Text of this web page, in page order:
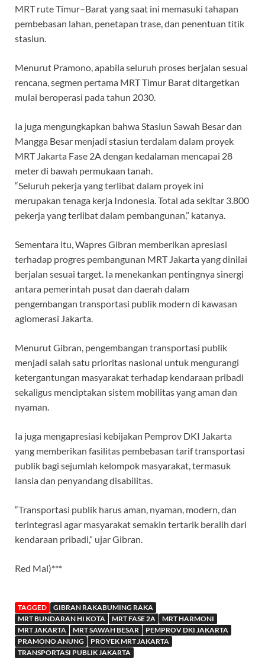
MRT rute Timur–Barat yang saat ini memasuki tahapan
pembebasan lahan, penetapan trase, dan penentuan titik
stasiun.
Menurut Pramono, apabila seluruh proses berjalan sesuai
rencana, segmen pertama MRT Timur Barat ditargetkan
mulai beroperasi pada tahun 2030.
Ia juga mengungkapkan bahwa Stasiun Sawah Besar dan
Mangga Besar menjadi stasiun terdalam dalam proyek
MRT Jakarta Fase 2A dengan kedalaman mencapai 28
meter di bawah permukaan tanah.
“Seluruh pekerja yang terlibat dalam proyek ini
merupakan tenaga kerja Indonesia. Total ada sekitar 3.800
pekerja yang terlibat dalam pembangunan,” katanya.
Sementara itu, Wapres Gibran memberikan apresiasi
terhadap progres pembangunan MRT Jakarta yang dinilai
berjalan sesuai target. Ia menekankan pentingnya sinergi
antara pemerintah pusat dan daerah dalam
pengembangan transportasi publik modern di kawasan
aglomerasi Jakarta.
Menurut Gibran, pengembangan transportasi publik
menjadi salah satu prioritas nasional untuk mengurangi
ketergantungan masyarakat terhadap kendaraan pribadi
sekaligus menciptakan sistem mobilitas yang aman dan
nyaman.
Ia juga mengapresiasi kebijakan Pemprov DKI Jakarta
yang memberikan fasilitas pembebasan tarif transportasi
publik bagi sejumlah kelompok masyarakat, termasuk
lansia dan penyandang disabilitas.
“Transportasi publik harus aman, nyaman, modern, dan
terintegrasi agar masyarakat semakin tertarik beralih dari
kendaraan pribadi,” ujar Gibran.
Red Mal)***
TAGGED
GIBRAN RAKABUMING RAKA
MRT BUNDARAN HI KOTA
MRT FASE 2A
MRT HARMONI
MRT JAKARTA
MRT SAWAH BESAR
PEMPROV DKI JAKARTA
PRAMONO ANUNG
PROYEK MRT JAKARTA
TRANSPORTASI PUBLIK JAKARTA